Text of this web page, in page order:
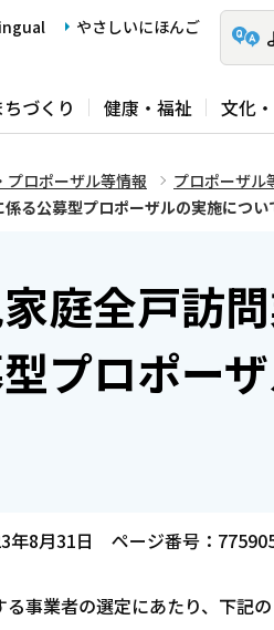
やさしいにほんご
づくり 健康・福祉 文化
プロポーザル等情報 プロポーザル
る公募型プロポーザルの実施につい
庭全戸訪
プロポー
年8月31日 ページ番号：
事業者の選定にあたり、下記